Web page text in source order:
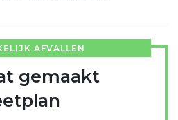
AFVALLEN
gemaakt